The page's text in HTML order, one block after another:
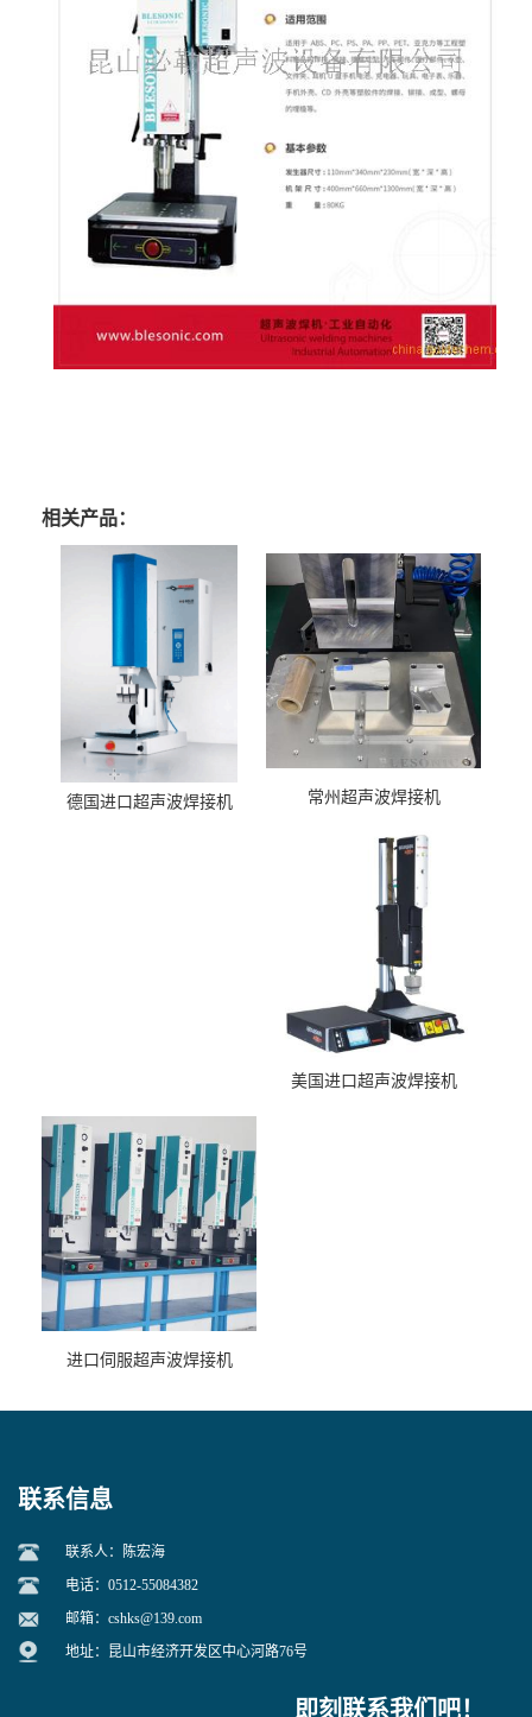
相关产品：
德国进口超声波焊接机 常州超声波焊接机
美国进口超声波焊接机
进口伺服超声波焊接机
联系信息
联系人：陈宏海
电话：0512-55084382
邮箱： cshks@139.com
地址：昆山市经济开发区中心河路76号
即刻联系我们吧！